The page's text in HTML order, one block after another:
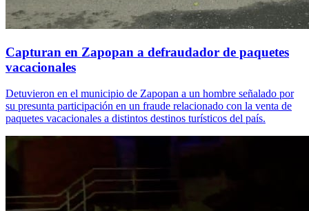
Capturan en Zapopan a defraudador de paquetes
vacacionales
Detuvieron en el municipio de Zapopan a un hombre señalado por
su presunta participación en un fraude relacionado con la venta de
paquetes vacacionales a distintos destinos turísticos del país.